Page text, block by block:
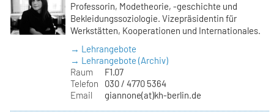
Professorin, Modetheorie, -geschichte und
Bekleidungssoziologie. Vizepräsidentin für
Werkstätten, Kooperationen und Internationales.
→ Lehrangebote
→ Lehrangebote (Archiv)
Raum
F1.07
Telefon
030 / 4770 5364
Email
giannone(at)kh-berlin.de